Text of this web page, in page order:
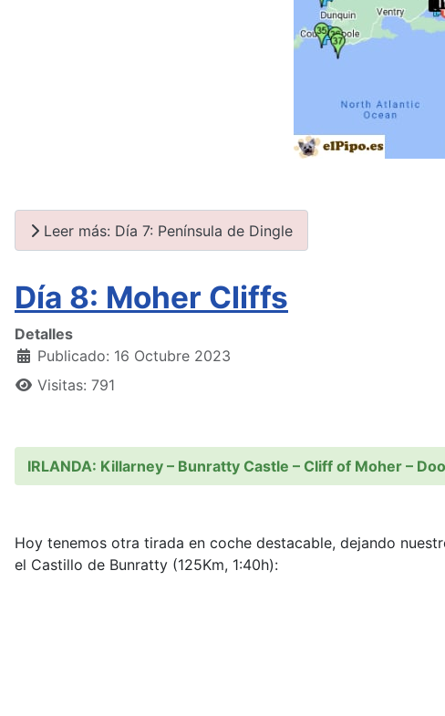
Leer más: Día 7: Península de Dingle
Día 8: Moher Cliffs
Detalles
Publicado: 16 Octubre 2023
Visitas: 791
IRLANDA: Killarney – Bunratty Castle – Cliff of Moher –
Hoy tenemos otra tirada en coche destacable, dejando
el Castillo de Bunratty (125Km, 1:40h):